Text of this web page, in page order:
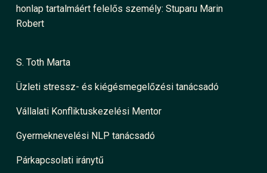
honlap tartalmáért felelős személy: Stuparu Marin
Robert
S. Toth Marta
Üzleti stressz- és kiégésmegelőzési tanácsadó
Vállalati Konfliktuskezelési Mentor
Gyermeknevelési NLP tanácsadó
Párkapcsolati iránytű